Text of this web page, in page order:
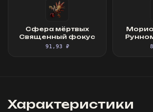
Сфера мёртвых
Священный фокус
91,93 ₽
Характеристики